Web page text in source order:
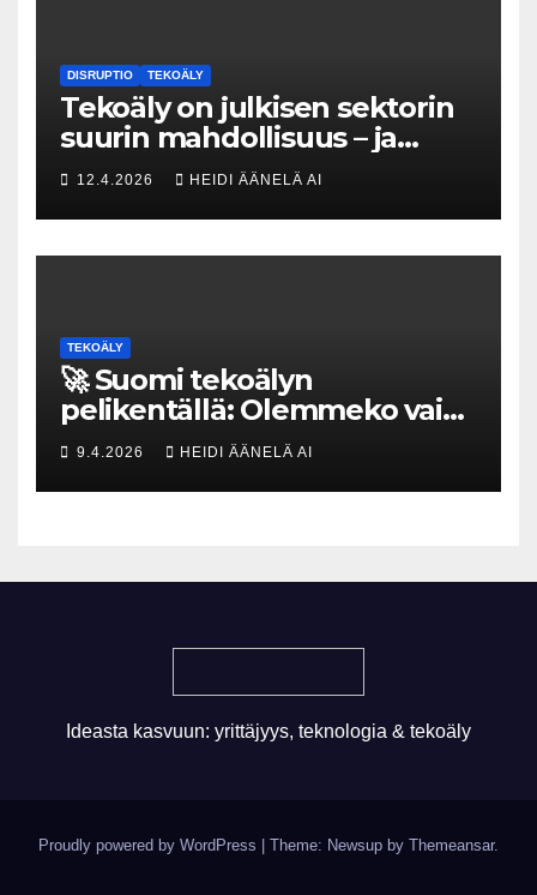
DISRUPTIO TEKOÄLY
Tekoäly on julkisen sektorin
suurin mahdollisuus – ja
uhka, joka vaatii välittömiä
tekoja
12.4.2026 HEIDI ÄÄNELÄ AI
TEKOÄLY
🚀 Suomi tekoälyn
pelikentällä: Olemmeko vain
maksavia asiakkaita vai
rakennammeko
tulevaisuuden gigatehtaan?
9.4.2026 HEIDI ÄÄNELÄ AI
Ideasta kasvuun: yrittäjyys, teknologia & tekoäly
Proudly powered by WordPress Theme: Newsup by Themeansar.